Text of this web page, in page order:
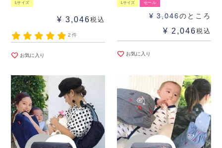
Lサイズ
¥ 3,046税込
2件
お気に入り
Lサイズ セール
¥ 3,046のところ
¥ 2,046税込
お気に入り